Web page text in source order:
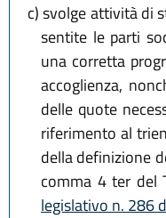
c)svolge attività di
sentite le parti
una corretta
accoglienza,
delle quote
riferimento al
della definizione
comma 4 ter del
legislativo n. 286